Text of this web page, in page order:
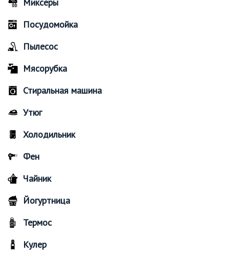
Посудомойка
Пылесос
Мясорубка
Стиральная машина
Утюг
Холодильник
Фен
Чайник
Йогуртница
Термос
Кулер